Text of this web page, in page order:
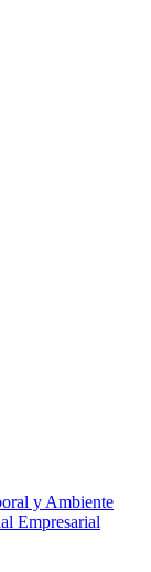
y Ambiente
Empresarial